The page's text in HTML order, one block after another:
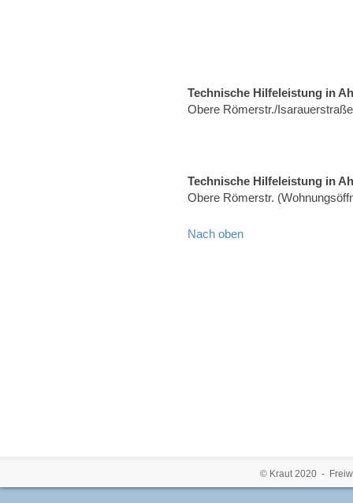
Technische Hilfeleistung in
Obere Römerstr./
Technische Hilfeleistung in
Obere Römerstr.
Nach oben
© Kraut 2020 -